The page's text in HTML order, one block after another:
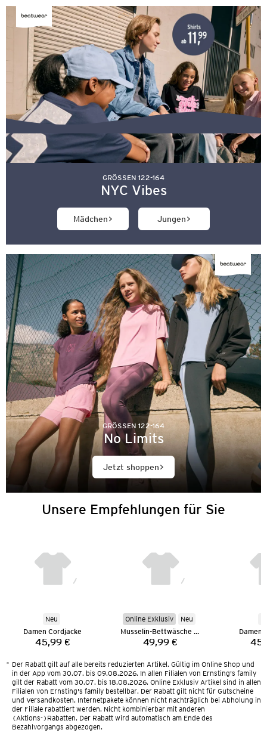
GRÖSSEN 122-164
NYC Vibes
Mädchen Jungen
GRÖSSEN 122-164
No Limits
Jetzt shoppen
Unsere Empfehlungen für Sie
Neu
Damen Cordjacke
Preis:
45,99 €
Online Exklusiv
Neu
Musselin-Bettwäsche 135 x 200 cm
Preis:
49,99 €
Damen
* Der Rabatt gilt auf alle bereits reduzierten Artikel. Gültig im Online Shop und
in der App vom 30.07. bis 09.08.2026. In allen Filialen von Ernsting's family
gilt der Rabatt vom 30.07. bis 18.08.2026. Online Exklusiv Artikel sind in allen
Filialen von Ernsting's family bestellbar. Der Rabatt gilt nicht für Gutscheine
und Versandkosten. Internetpakete können nicht nachträglich bei Abholung in
der Filiale rabattiert werden. Nicht kombinierbar mit anderen
(Aktions-)Rabatten. Der Rabatt wird automatisch am Ende des
Bezahlvorgangs abgezogen.